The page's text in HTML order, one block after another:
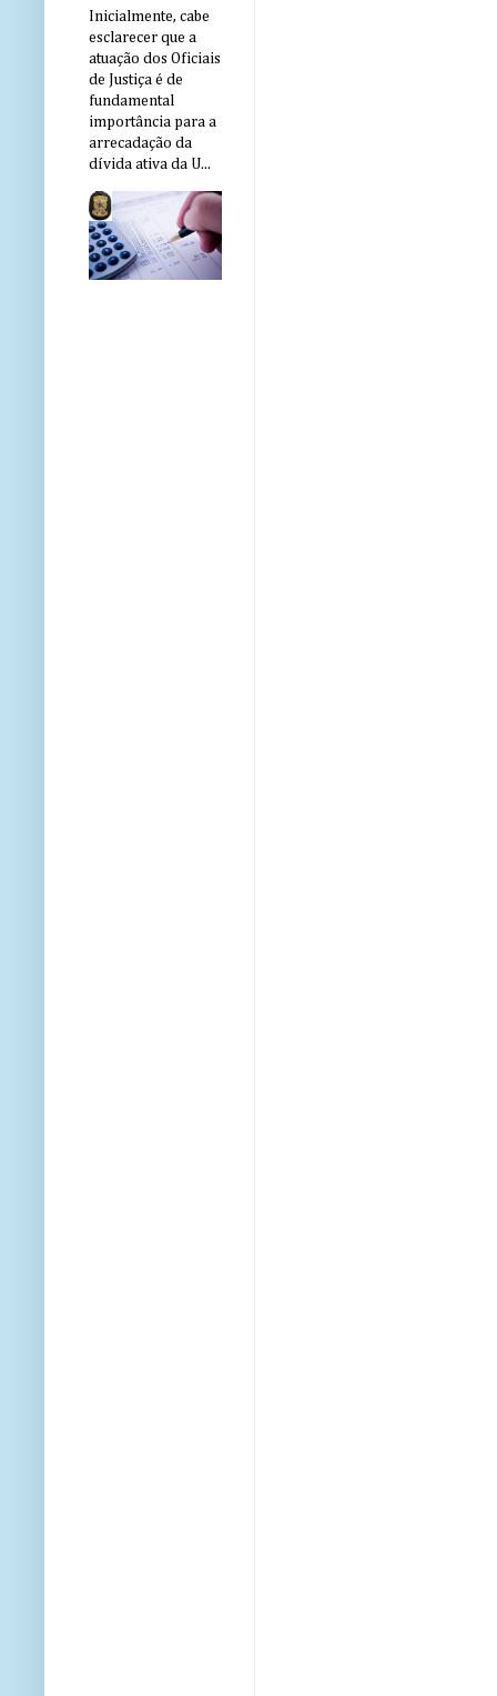
Inicialmente, cabe
esclarecer que a
atuação dos Oficiais
de Justiça é de
fundamental
importância para a
arrecadação da
dívida ativa da U...